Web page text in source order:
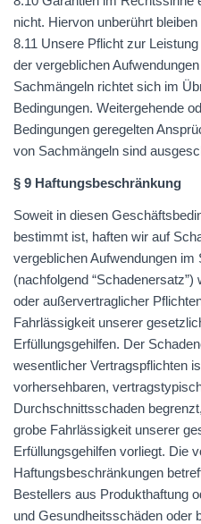
nicht. Hiervon unberührt
8.11 Unsere Pflicht zur
der vergeblichen
Sachmängeln richtet sich im
Bedingungen. Weitergehende
Bedingungen geregelten
von Sachmängeln sind
§ 9 Haftungsbeschränkung
Soweit in diesen
bestimmt ist, haften wir auf
vergeblichen Aufwendungen im
(nachfolgend
oder außervertraglicher
Fahrlässigkeit unserer
Erfüllungsgehilfen. Der
wesentlicher Vertragspflichten
vorhersehbaren,
Durchschnittsschaden
grobe Fahrlässigkeit unserer
Erfüllungsgehilfen vorliegt. Die
Haftungsbeschränkungen
Bestellers aus Produkthaftung
und Gesundheitsschäden oder